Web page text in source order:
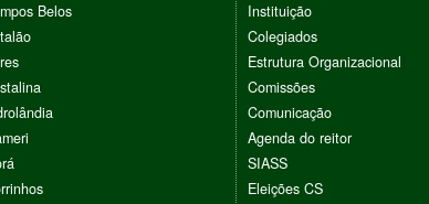
Belos
Instituição
Colegiados
Estrutura Organizacional
Comissões
Comunicação
Agenda do reitor
SIASS
Eleições CS